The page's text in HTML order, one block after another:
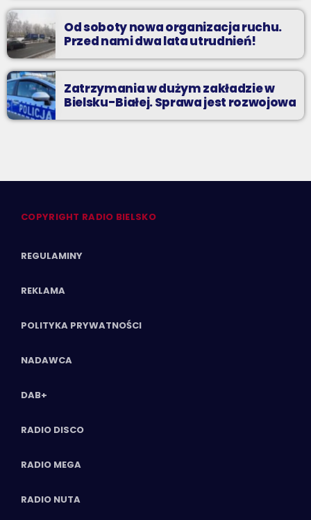
Od soboty nowa organizacja ruchu.
Przed nami dwa lata utrudnień!
Zatrzymania w dużym zakładzie w
Bielsku-Białej. Sprawa jest rozwojowa
COPYRIGHT RADIO BIELSKO
REGULAMINY
REKLAMA
POLITYKA PRYWATNOŚCI
NADAWCA
DAB+
RADIO DISCO
RADIO MEGA
RADIO NUTA